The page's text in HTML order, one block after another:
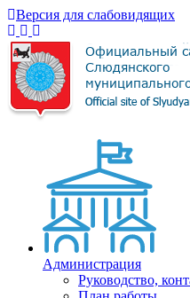
Версия для слабовидящих
Администрация
Руководство,